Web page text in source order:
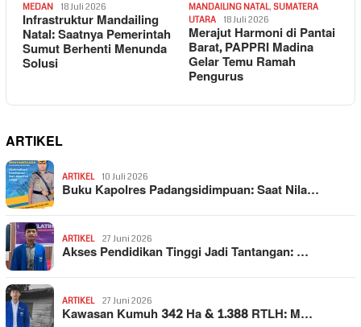
MEDAN 18 Juli 2026
Infrastruktur Mandailing
Natal: Saatnya Pemerintah
Sumut Berhenti Menunda
Solusi
MANDAILING NATAL, SUMATERA
UTARA
18 Juli 2026
Merajut Harmoni di Pantai
Barat, PAPPRI Madina
Gelar Temu Ramah
Pengurus
ARTIKEL
ARTIKEL 10 Juli 2026
Buku Kapolres Padangsidimpuan: Saat Nila…
ARTIKEL 27 Juni 2026
Akses Pendidikan Tinggi Jadi Tantangan: …
ARTIKEL 27 Juni 2026
Kawasan Kumuh 342 Ha & 1.388 RTLH: M…